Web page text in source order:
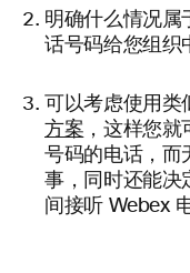
明确什么情况属
话号码给您组织
可以考虑使用类
方案 ，这样您
号码的电话，而
事，同时还能决
间接听 Webex